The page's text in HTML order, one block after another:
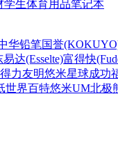
学生体育用品笔记本
华铅笔国誉
易达(Esselte)富得快
得力友明悠米星球成功
世界百特悠米UM北极